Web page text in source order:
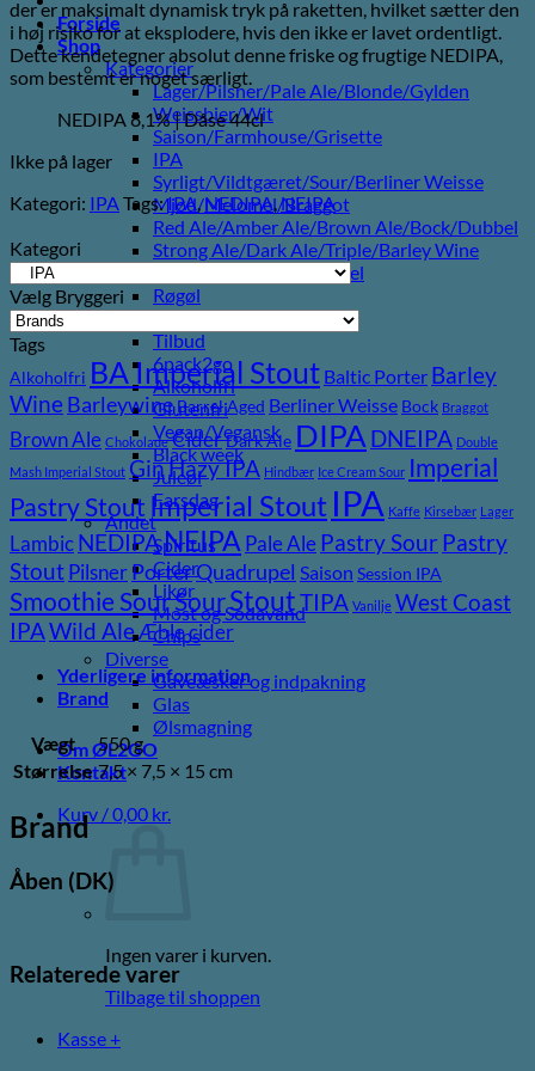
Forside
Shop
Kategorier
Lager/Pilsner/Pale Ale/Blonde/Gylden
Weissbier/Wit
Saison/Farmhouse/Grisette
IPA
Syrligt/Vildtgæret/Sour/Berliner Weisse
Mjød/Melomel/Braggot
Red Ale/Amber Ale/Brown Ale/Bock/Dubbel
Strong Ale/Dark Ale/Triple/Barley Wine
Porter/Stouts/Quadrupel
Røgøl
Øl
Tilbud
6pack2go
Alkoholfri
Glutenfri
Vegan/Vegansk
Black week
Juleøl
Farsdag
Andet
Spiritus
Cider
Likør
Most og Sodavand
Chips
Diverse
Gaveæsker og indpakning
Glas
Ølsmagning
Om ØL2GO
Kontakt
Kurv /0,00 kr.
Ingen varer i kurven.
Tilbage til shoppen
Kasse +
der er maksimalt dynamisk tryk på raketten, hvilket sætter den
i høj risiko for at eksplodere, hvis den ikke er lavet ordentligt.
Dette kendetegner absolut denne friske og frugtige NEDIPA,
som bestemt er noget særligt.⁠
NEDIPA 8,1% | Dåse 44cl
Ikke på lager
Kategori: IPA Tags:IPA,NEDIPA,NEIPA
Kategori
Vælg Bryggeri
Tags
Alkoholfri BA Imperial Stout Baltic Porter Barley
Wine Barleywine Barrel Aged Berliner Weisse Bock Braggot
Brown Ale Chokolade CiderDark Ale DIPA DNEIPA Double
Mash Imperial Stout GinHazy IPA Hindbær Ice Cream Sour Imperial
Pastry Stout Imperial Stout IPA Kaffe Kirsebær Lager
LambicNEDIPANEIPA Pale Ale Pastry Sour Pastry
StoutPilsnerPorterQuadrupel Saison Session IPA
Smoothie SourSourStoutTIPA Vanilje West Coast
IPAWild AleÆble cider
Yderligere information
Brand
Vægt
550 g
Størrelse 7,5 × 7,5 × 15 cm
Brand
Åben (DK)
Relaterede varer